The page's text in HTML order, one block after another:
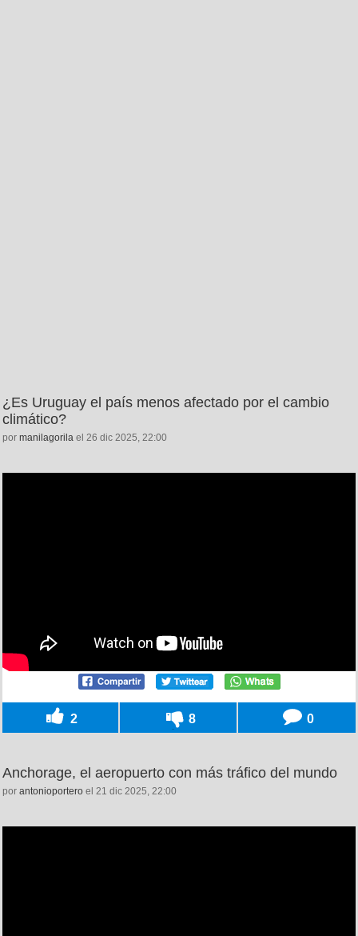
¿Es Uruguay el país menos afectado por el cambio
climático?
por manilagorila el 26 dic 2025, 22:00
2 8 0
Anchorage, el aeropuerto con más tráfico del mundo
por antonioportero el 21 dic 2025, 22:00